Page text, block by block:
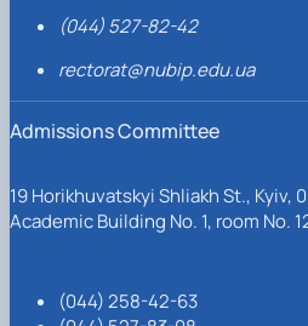
(044) 527-82-42
rectorat@nubip.edu.ua
Admissions Committee
19 Horikhuvatskyi Shliakh St., Kyiv,
Academic Building No. 1, room No.
(044) 258-42-63